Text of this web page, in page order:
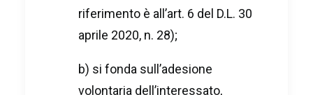
riferimento è all’art. 6 del D.L. 30
aprile 2020, n. 28);
b) si fonda sull’adesione
volontaria dell’interessato,